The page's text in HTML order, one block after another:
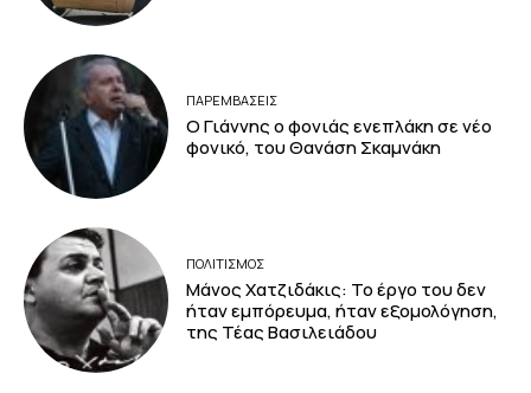
ΠΑΡΕΜΒΑΣΕΙΣ
Ο Γιάννης ο φονιάς ενεπλάκη σε νέο
φονικό, του Θανάση Σκαμνάκη
ΠΟΛΙΤΙΣΜΟΣ
Μάνος Χατζιδάκις: Το έργο του δεν
ήταν εμπόρευμα, ήταν εξομολόγηση,
της Τέας Βασιλειάδου